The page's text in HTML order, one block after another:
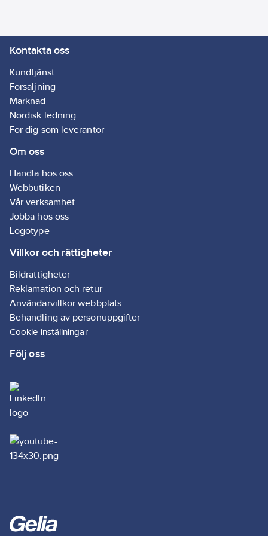
Kontakta oss
Kundtjänst
Försäljning
Marknad
Nordisk ledning
För dig som leverantör
Om oss
Handla hos oss
Webbutiken
Vår verksamhet
Jobba hos oss
Logotype
Villkor och rättigheter
Bildrättigheter
Reklamation och retur
Användarvillkor webbplats
Behandling av personuppgifter
Cookie-inställningar
Följ oss